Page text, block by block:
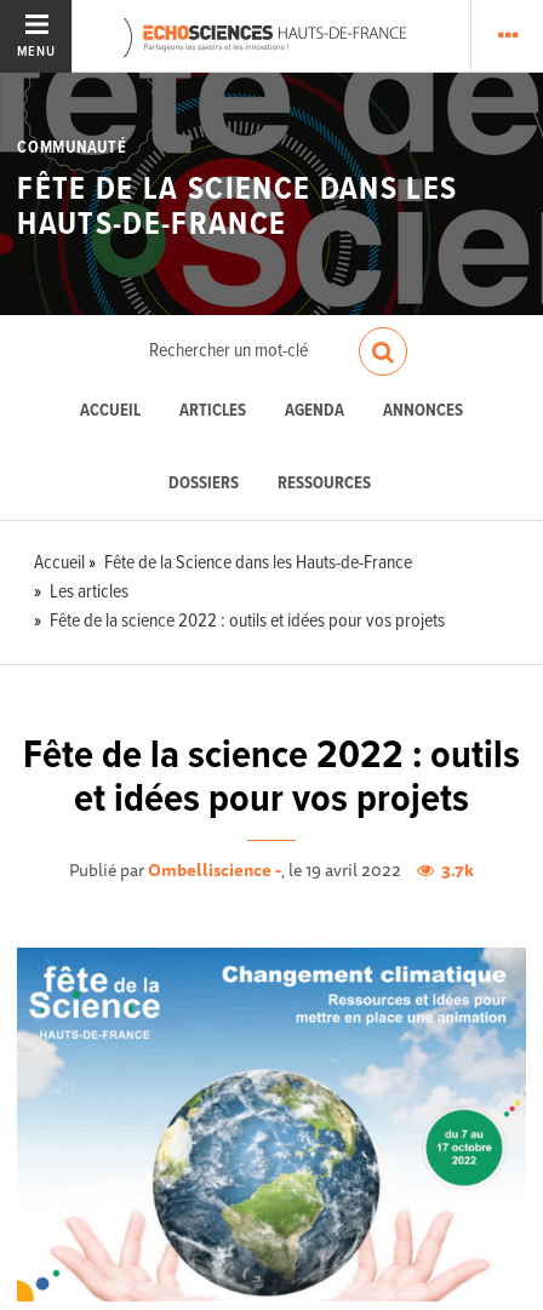
MENU
COMMUNAUTÉ
FÊTE DE LA SCIENCE DANS LES
HAUTS-DE-FRANCE
ACCUEIL ARTICLES AGENDA ANNONCES
DOSSIERS RESSOURCES
Accueil
Fête de la Science dans les Hauts-de-France
Les articles
Fête de la science 2022 : outils et idées pour vos projets
Fête de la science 2022 : outils
et idées pour vos projets
Publié parOmbelliscience -, le 19 avril 2022 3.7k